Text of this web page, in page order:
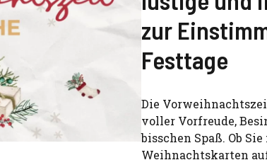
zur
Festtage
Die
voller Vorfreude,
bisschen Spaß. Ob
Weihnachtskarten